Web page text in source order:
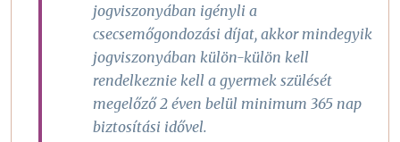
jogviszonyában igényli a
csecsemőgondozási díjat, akkor mindegyik
jogviszonyában külön-külön kell
rendelkeznie kell a gyermek szülését
megelőző 2 éven belül minimum 365 nap
biztosítási idővel.